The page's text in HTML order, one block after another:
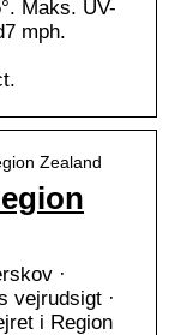
Maks. UV-
mph.
Zealand
·
vejrudsigt ·
i Region